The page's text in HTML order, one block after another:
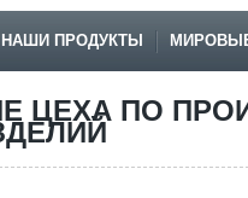
НАШИ ПРОДУКТЫ
ЦЕХА ПО